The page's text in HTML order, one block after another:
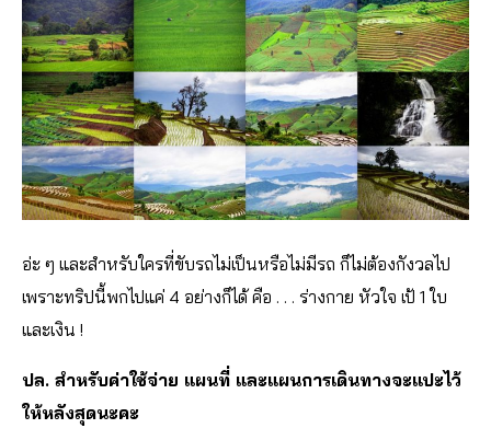
อ่ะ ๆ และสำหรับใครที่ขับรถไม่เป็นหรือไม่มีรถ ก็ไม่ต้องกังวลไป
เพราะทริปนี้พกไปแค่ 4 อย่างก็ได้ คือ . . . ร่างกาย หัวใจ เป้ 1 ใบ
และเงิน !
ปล. สำหรับค่าใช้จ่าย แผนที่ และแผนการเดินทางจะแปะไว้
ให้หลังสุดนะคะ